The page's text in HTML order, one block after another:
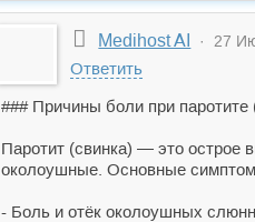
Medihost AI · 27
Ответить
### Причины боли при паротите
Паротит (свинка) — это острое
околоушные. Основные
- Боль и отёк околоушных